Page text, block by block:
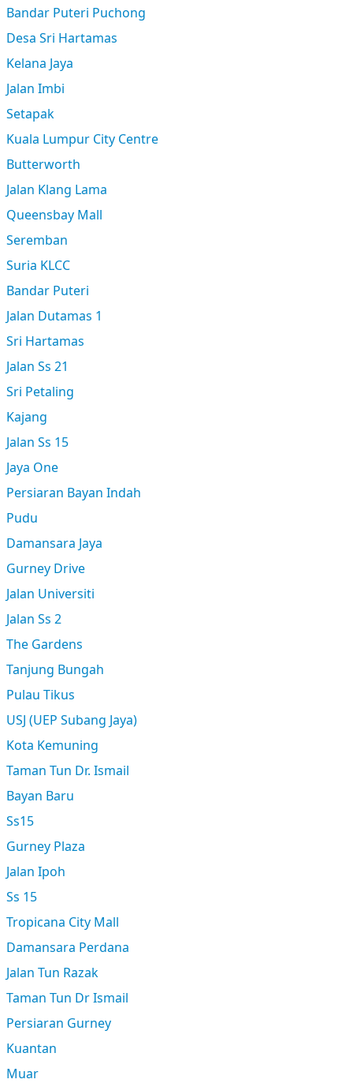
Bandar Puteri Puchong
Desa Sri Hartamas
Kelana Jaya
Jalan Imbi
Setapak
Kuala Lumpur City Centre
Butterworth
Jalan Klang Lama
Queensbay Mall
Seremban
Suria KLCC
Bandar Puteri
Jalan Dutamas 1
Sri Hartamas
Jalan Ss 21
Sri Petaling
Kajang
Jalan Ss 15
Jaya One
Persiaran Bayan Indah
Pudu
Damansara Jaya
Gurney Drive
Jalan Universiti
Jalan Ss 2
The Gardens
Tanjung Bungah
Pulau Tikus
USJ (UEP Subang Jaya)
Kota Kemuning
Taman Tun Dr. Ismail
Bayan Baru
Ss15
Gurney Plaza
Jalan Ipoh
Ss 15
Tropicana City Mall
Damansara Perdana
Jalan Tun Razak
Taman Tun Dr Ismail
Persiaran Gurney
Kuantan
Muar